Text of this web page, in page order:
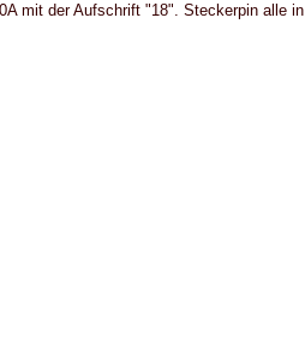
mit der Aufschrift "18". Steckerpin alle in